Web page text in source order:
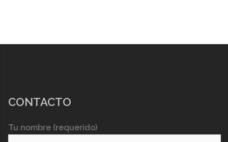
CONTACTO
Tu nombre (requerido)